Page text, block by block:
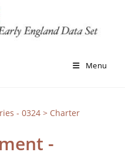
Menu
- 0324> Charter
-